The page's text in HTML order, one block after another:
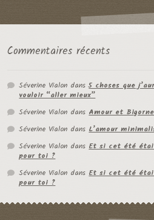
Commentaires récents
Séverine Vialon dans5 choses que
vouloir “aller mieux”
Séverine Vialon dansAmour et
Séverine Vialon dansL’amour
Séverine Vialon dansEt si cet été
pour toi ?
Séverine Vialon dansEt si cet été
pour toi ?